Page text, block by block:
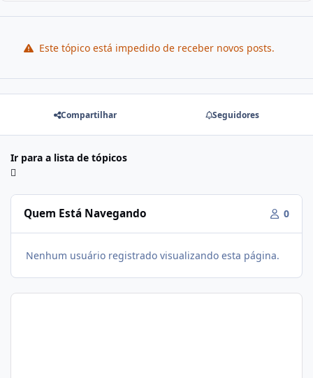
Este tópico está impedido de receber novos posts.
Compartilhar Seguidores
Ir para a lista de tópicos
Quem Está Navegando 0
Nenhum usuário registrado visualizando esta página.